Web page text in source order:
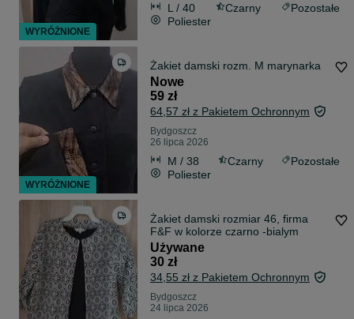
L / 40 Czarny
Pozostałe
Poliester
Żakiet damski rozm. M marynarka
Nowe
59 zł
64,57 zł z Pakietem Ochronnym
Bydgoszcz
26 lipca 2026
M / 38 Czarny
Pozostałe
Poliester
Żakiet damski rozmiar 46, firma
F&F w kolorze czarno -bialym
Używane
30 zł
34,55 zł z Pakietem Ochronnym
Bydgoszcz
24 lipca 2026
WYRÓŻNIONE
WYRÓŻNIONE